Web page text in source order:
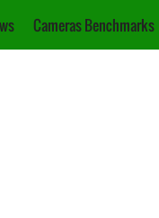
Cameras Benchmarks